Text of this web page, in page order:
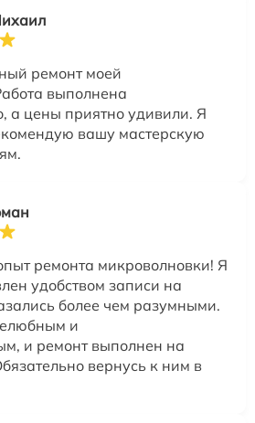
ремонт моей
выполнена
а цены приятно удивили. Я
вашу мастерскую
ремонта микроволновки! Я
удобством записи на
более чем разумными.
и
и ремонт выполнен на
вернусь к ним в